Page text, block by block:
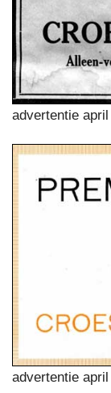
advertentie april
advertentie april